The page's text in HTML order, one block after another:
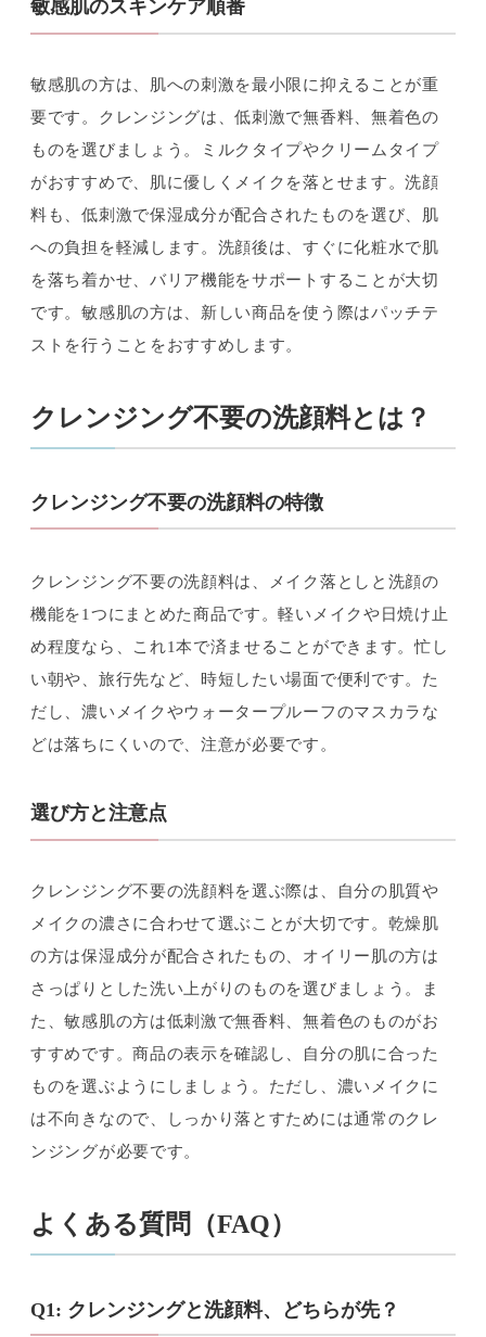
敏感肌のスキンケア順番
敏感肌の方は、肌への刺激を最小限に抑えることが重
要です。クレンジングは、低刺激で無香料、無着色の
ものを選びましょう。ミルクタイプやクリームタイプ
がおすすめで、肌に優しくメイクを落とせます。洗顔
料も、低刺激で保湿成分が配合されたものを選び、肌
への負担を軽減します。洗顔後は、すぐに化粧水で肌
を落ち着かせ、バリア機能をサポートすることが大切
です。敏感肌の方は、新しい商品を使う際はパッチテ
ストを行うことをおすすめします。
クレンジング不要の洗顔料とは？
クレンジング不要の洗顔料の特徴
クレンジング不要の洗顔料は、メイク落としと洗顔の
機能を1つにまとめた商品です。軽いメイクや日焼け止
め程度なら、これ1本で済ませることができます。忙し
い朝や、旅行先など、時短したい場面で便利です。た
だし、濃いメイクやウォータープルーフのマスカラな
どは落ちにくいので、注意が必要です。
選び方と注意点
クレンジング不要の洗顔料を選ぶ際は、自分の肌質や
メイクの濃さに合わせて選ぶことが大切です。乾燥肌
の方は保湿成分が配合されたもの、オイリー肌の方は
さっぱりとした洗い上がりのものを選びましょう。ま
た、敏感肌の方は低刺激で無香料、無着色のものがお
すすめです。商品の表示を確認し、自分の肌に合った
ものを選ぶようにしましょう。ただし、濃いメイクに
は不向きなので、しっかり落とすためには通常のクレ
ンジングが必要です。
よくある質問（FAQ）
Q1: クレンジングと洗顔料、どちらが先？